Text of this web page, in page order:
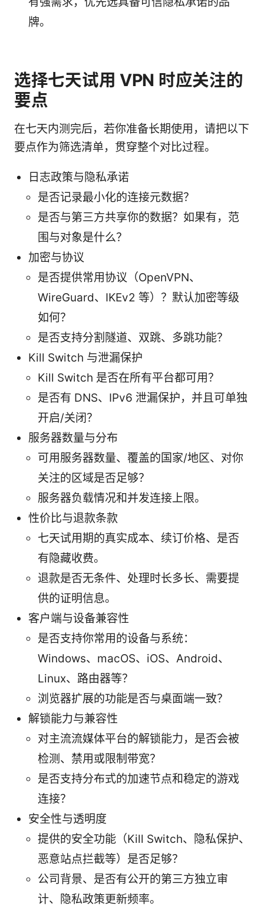
牌。
选择七天试用 VPN 时应关注的
要点
在七天内测完后，若你准备长期使用，请把以下
要点作为筛选清单，贯穿整个对比过程。
日志政策与隐私承诺
是否记录最小化的连接元数据？
是否与第三方共享你的数据？如果有，范
围与对象是什么？
加密与协议
是否提供常用协议（OpenVPN、
WireGuard、IKEv2 等）？默认加密等级
如何？
是否支持分割隧道、双跳、多跳功能？
Kill Switch 与泄漏保护
Kill Switch 是否在所有平台都可用？
是否有 DNS、IPv6 泄漏保护，并且可单独
开启/关闭？
服务器数量与分布
可用服务器数量、覆盖的国家/地区、对你
关注的区域是否足够？
服务器负载情况和并发连接上限。
性价比与退款条款
七天试用期的真实成本、续订价格、是否
有隐藏收费。
退款是否无条件、处理时长多长、需要提
供的证明信息。
客户端与设备兼容性
是否支持你常用的设备与系统：
Windows、macOS、iOS、Android、
Linux、路由器等？
浏览器扩展的功能是否与桌面端一致？
解锁能力与兼容性
对主流流媒体平台的解锁能力，是否会被
检测、禁用或限制带宽？
是否支持分布式的加速节点和稳定的游戏
连接？
安全性与透明度
提供的安全功能（Kill Switch、隐私保护、
恶意站点拦截等）是否足够？
公司背景、是否有公开的第三方独立审
计、隐私政策更新频率。